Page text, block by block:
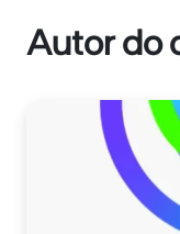
Autor do